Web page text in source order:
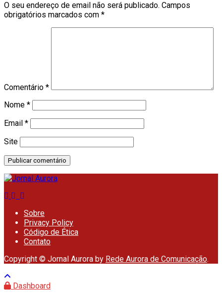
O seu endereço de email não será publicado. Campos
obrigatórios marcados com *
Comentário *
Nome *
Email *
Site
Sobre
Privacy Policy
Código de Ética
Contato
Copyright © Jornal Aurora by Rede Aurora de Comunicação.
Dashboard